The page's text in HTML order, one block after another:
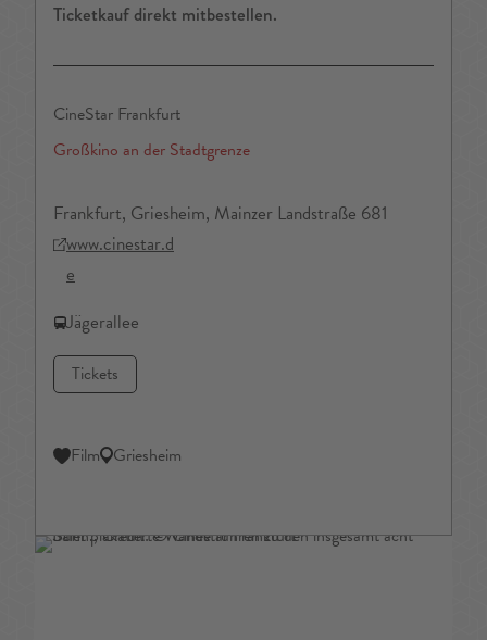
Ticketkauf direkt mitbestellen.
CineStar Frankfurt
Großkino an der Stadtgrenze
Frankfurt, Griesheim, Mainzer Landstraße 681
www.cinestar.d
e
Jägerallee
Tickets
Film Griesheim